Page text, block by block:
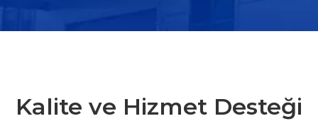
Kalite ve Hizmet Desteği